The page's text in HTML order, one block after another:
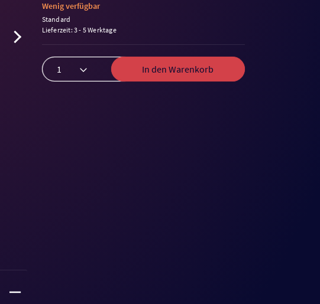
In den Warenkorb
Wenig verfügbar
Standard
Lieferzeit: 3 - 5 Werktage